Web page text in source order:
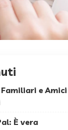
Familiari e
È vera